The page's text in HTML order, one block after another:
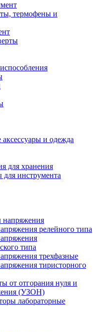
термофены и
аксессуары и одежда
для хранения
инструмента
напряжения
релейного типа
типа
трехфазные
тиристорного
от отгорания нуля и
(УЗОН)
лабораторные